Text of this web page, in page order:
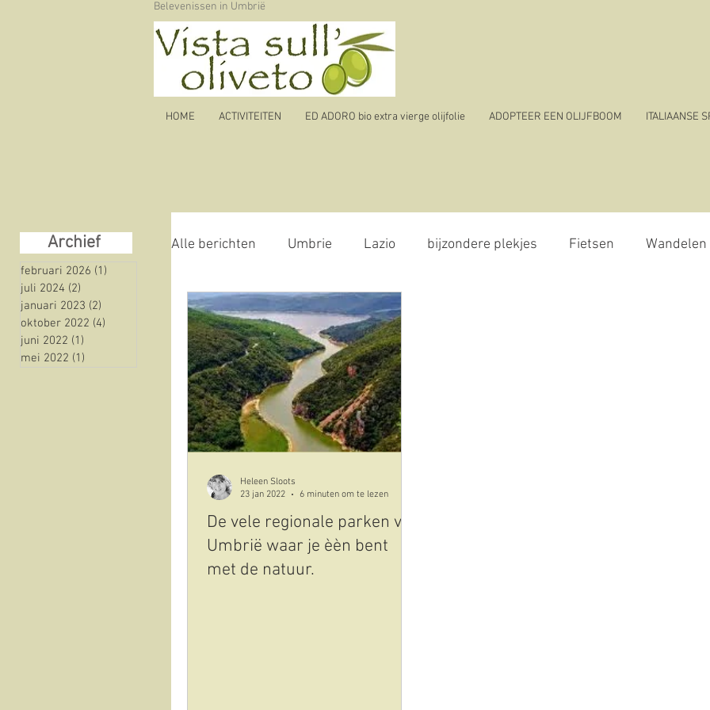
Belevenissen in Umbrië
HOME ACTIVITEITEN ED ADORO bio extra vierge olijfolie ADOPTEER EEN OLIJFBOOM ITALIAANSE
Archief
februari 2026 (1)
juli 2024 (2)
januari 2023 (2)
oktober 2022 (4)
juni 2022 (1)
mei 2022 (1)
Alle berichten Umbrie Lazio bijzondere plekjes Fietsen Wandelen
Autoroute olijfolie olijvenpluk
natuur historie cultuur
Vista sull'oliveto Covid-19-corona
De vele regionale parken van
Umbrië waar je èèn bent
met de natuur.
Heleen Sloots
23 jan 2022
6 minuten om te lezen